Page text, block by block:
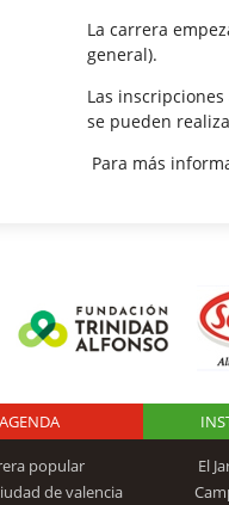
La carrera
general).
Las
se pueden
Para más
Logo Fundación
AGENDA
popular
de valencia
El